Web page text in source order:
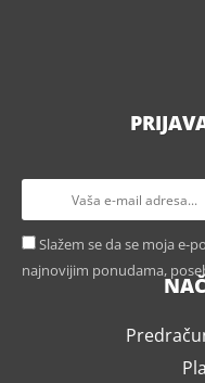
Slažem se da se moja e-
najnovijim ponudama,